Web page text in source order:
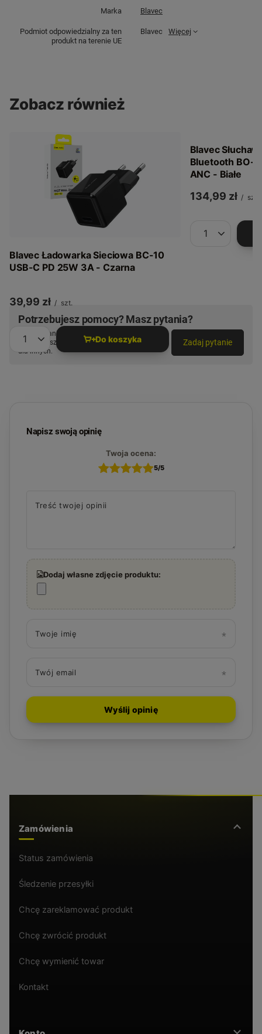
Marka Blavec
Podmiot odpowiedzialny za ten
produkt na terenie UE
Blavec Więcej
Zobacz również
Blavec Ładowarka Sieciowa BC-10
USB-C PD 25W 3A - Czarna
39,99 zł / szt.
Ilość produktów Do koszyka
Blavec
Bluetooth BO-
ANC - Białe
134,99 zł / szt.
Ilość
Potrzebujesz pomocy? Masz pytania?
Zadaj pytanie a my odpowiemy niezwłocznie,
najciekawsze pytania i odpowiedzi publikując
dla innych.
Zadaj pytanie
Napisz swoją opinię
Twoja ocena:
5/5
Treść twojej opinii
Dodaj własne zdjęcie produktu:
Twoje imię
Twój email
Wyślij opinię
Zamówienia
Status zamówienia
Śledzenie przesyłki
Chcę zareklamować produkt
Chcę zwrócić produkt
Chcę wymienić towar
Kontakt